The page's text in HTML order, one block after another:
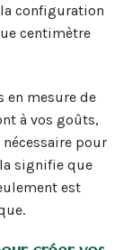
configuration
centimètre
en mesure de
à vos goûts,
pour
signifie que
est